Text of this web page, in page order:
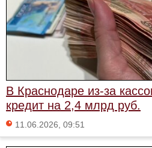
В Краснодаре из‑за
кредит на 2,4 млрд руб.
11.06.2026, 09:51